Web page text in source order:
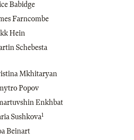
Babidge
Farncombe
Hein
Schebesta
Mkhitaryan
Popov
Enkhbat
Sushkova1
Beinart